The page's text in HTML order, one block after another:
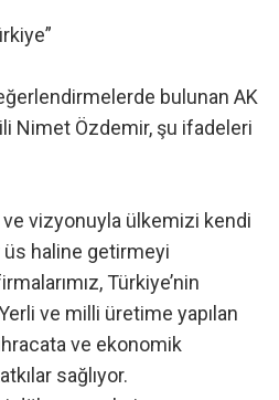
bulunan AK
Nimet Özdemir, şu ifadeleri
vizyonuyla ülkemizi kendi
üs haline getirmeyi
Türkiye’nin
ve milli üretime yapılan
ve ekonomik
sağlıyor.